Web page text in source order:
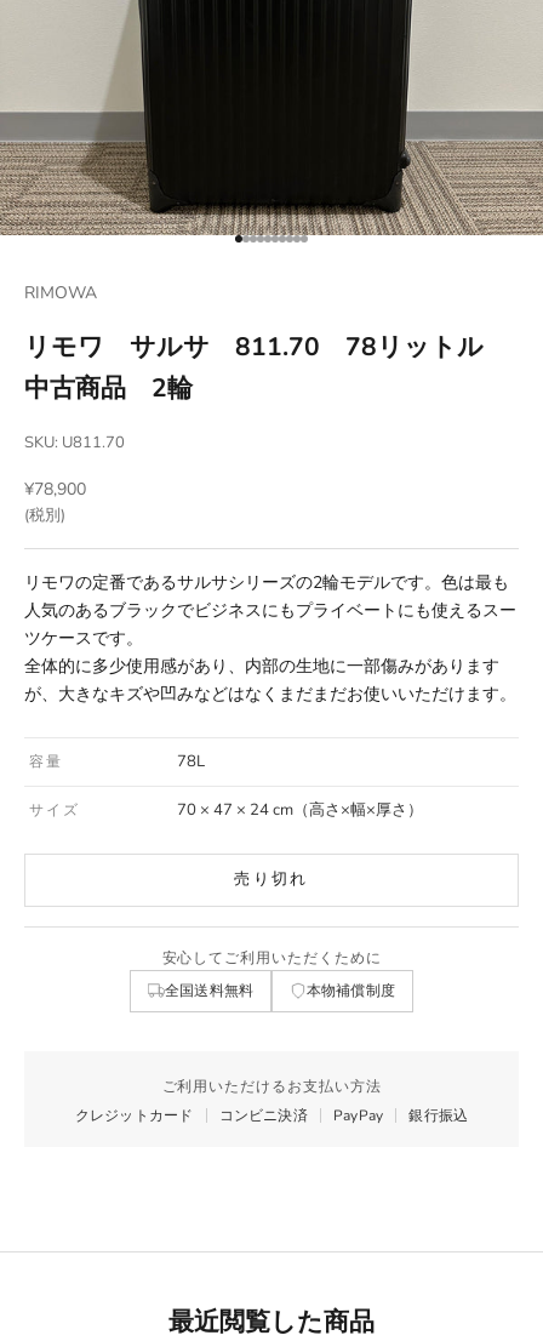
項目に移動する 1
項目に移動する 2
項目に移動する 3
項目に移動する 4
項目に移動する 5
項目に移動する 6
項目に移動する 7
項目に移動する 8
項目に移動する 9
項目に移動する 10
RIMOWA
リモワ サルサ 811.70 78リットル
中古商品 2輪
SKU: U811.70
セール価格
¥78,900
(税別)
リモワの定番であるサルサシリーズの2輪モデルです。色は最も
人気のあるブラックでビジネスにもプライベートにも使えるスー
ツケースです。
全体的に多少使用感があり、内部の生地に一部傷みがあります
が、大きなキズや凹みなどはなくまだまだお使いいただけます。
容量 78L
サイズ 70 × 47 × 24 cm（高さ×幅×厚さ）
売り切れ
安心してご利用いただくために
全国送料無料 本物補償制度
ご利用いただけるお支払い方法
クレジットカード
コンビニ決済 PayPay 銀行振込
最近閲覧した商品